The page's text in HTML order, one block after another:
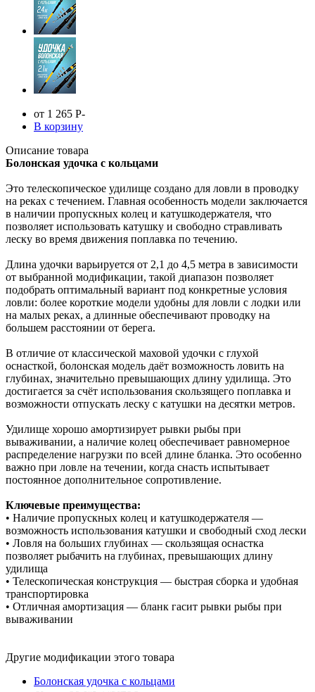
от 1 265 Р-
В корзину
Описание товара
Болонская удочка с кольцами
Это телескопическое удилище создано для ловли в проводку
на реках с течением. Главная особенность модели заключается
в наличии пропускных колец и катушкодержателя, что
позволяет использовать катушку и свободно стравливать
леску во время движения поплавка по течению.
Длина удочки варьируется от 2,1 до 4,5 метра в зависимости
от выбранной модификации, такой диапазон позволяет
подобрать оптимальный вариант под конкретные условия
ловли: более короткие модели удобны для ловли с лодки или
на малых реках, а длинные обеспечивают проводку на
большем расстоянии от берега.
В отличие от классической маховой удочки с глухой
оснасткой, болонская модель даёт возможность ловить на
глубинах, значительно превышающих длину удилища. Это
достигается за счёт использования скользящего поплавка и
возможности отпускать леску с катушки на десятки метров.
Удилище хорошо амортизирует рывки рыбы при
вываживании, а наличие колец обеспечивает равномерное
распределение нагрузки по всей длине бланка. Это особенно
важно при ловле на течении, когда снасть испытывает
постоянное дополнительное сопротивление.
Ключевые преимущества:
• Наличие пропускных колец и катушкодержателя —
возможность использования катушки и свободный сход лески
• Ловля на больших глубинах — скользящая оснастка
позволяет рыбачить на глубинах, превышающих длину
удилища
• Телескопическая конструкция — быстрая сборка и удобная
транспортировка
• Отличная амортизация — бланк гасит рывки рыбы при
вываживании
Другие модификации этого товара
Болонская удочка с кольцами